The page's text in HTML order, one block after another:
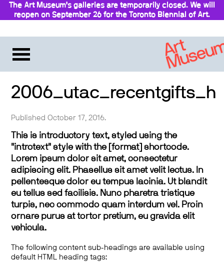
The Art Museum’s galleries are temporarily closed. We will
reopen on September 26 for the Toronto Biennial of Art.
2006_utac_recentgifts_h
Published October 17, 2016.
This is introductory text, styled using the
"introtext" style with the [format] shortcode.
Lorem ipsum dolor sit amet, consectetur
adipiscing elit. Phasellus sit amet velit lectus. In
pellentesque dolor eu tempus lacinia. Ut blandit
eu tellus sed facilisis. Nunc pharetra tristique
turpis, nec commodo quam interdum vel. Proin
ornare purus at tortor pretium, eu gravida elit
vehicula.
The following content sub-headings are available using
default HTML heading tags: